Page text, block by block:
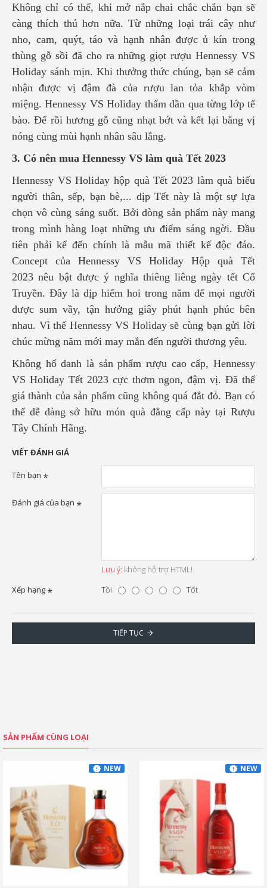
Không chỉ có thế, khi mở nắp chai chắc chắn bạn sẽ
càng thích thú hơn nữa. Từ những loại trái cây như
nho, cam, quýt, táo và hạnh nhân được ủ kín trong
thùng gỗ sồi đã cho ra những giọt rượu Hennessy VS
Holiday sánh mịn. Khi thưởng thức chúng, bạn sẽ cảm
nhận được vị đậm đà của rượu lan tỏa khắp vòm
miệng. Hennessy VS Holiday thấm dần qua từng lớp tế
bào. Để rồi hương gỗ cũng nhạt bớt và kết lại bằng vị
nóng cùng mùi hạnh nhân sâu lắng.
3. Có nên mua Hennessy VS làm quà Tết 2023
Hennessy VS Holiday hộp quà Tết 2023 làm quà biếu
người thân, sếp, bạn bè,... dịp Tết này là một sự lựa
chọn vô cùng sáng suốt. Bởi dòng sản phẩm này mang
trong mình hàng loạt những ưu điểm sáng ngời. Đầu
tiên phải kể đến chính là mẫu mã thiết kế độc đáo.
Concept của
Hennessy VS Holiday Hộp quà Tết
2023 nêu bật được ý nghĩa thiêng liêng ngày tết Cổ
Truyền. Đây là dịp hiếm hoi trong năm để mọi người
được sum vầy, tận hưởng giây phút hạnh phúc bên
nhau. Vì thế Hennessy VS Holiday sẽ cùng bạn gửi lời
chúc mừng năm mới may mắn đến người thương yêu.
Không hổ danh là sản phẩm rượu cao cấp, Hennessy
VS Holiday Tết 2023 cực thơm ngon, đậm vị. Đã thế
giá thành của sản phẩm cũng không quá đắt đỏ. Bạn có
thể dễ dàng sở hữu món quà đẳng cấp này tại Rượu
Tây Chính Hãng.
VIẾT ĐÁNH GIÁ
Tên bạn
Đánh giá của bạn
Lưu ý: không hỗ trợ HTML!
Xếp hạng
Tồi Tốt
TIẾP TỤC
SẢN PHẨM CÙNG LOẠI
NEW NEW